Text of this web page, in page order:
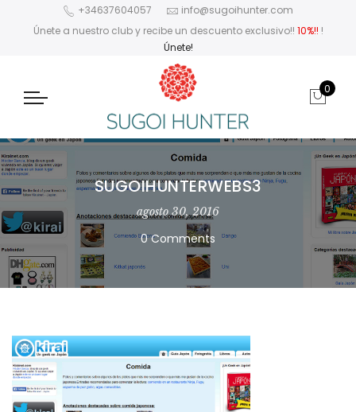
+34637604057
info@sugoihunter.com
Únete a nuestro club y recibe un descuento exclusivo!! 10%!! !
Únete!
0
SUGOIHUNTERWEBS3
agosto 30, 2016
0 Comments